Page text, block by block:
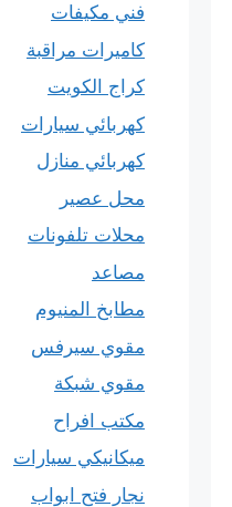
فني مكيفات
كاميرات مراقبة
كراج الكويت
كهربائي سيارات
كهربائي منازل
محل عصير
محلات تلفونات
مصاعد
مطابخ المنيوم
مقوي سيرفس
مقوي شبكة
مكتب افراح
ميكانيكي سيارات
نجار فتح ابواب